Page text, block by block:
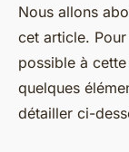
Nous allons
cet article.
possible à
quelques
détailler ci-